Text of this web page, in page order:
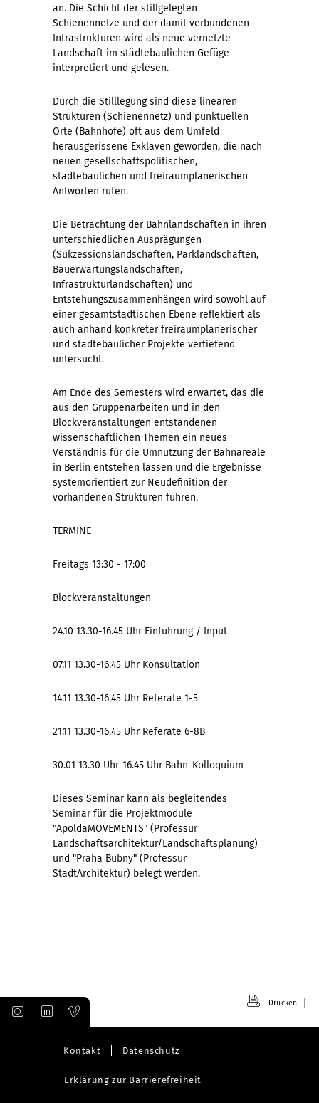
an. Die Schicht der stillgelegten
Schienennetze und der damit verbundenen
Intrastrukturen wird als neue vernetzte
Landschaft im städtebaulichen Gefüge
interpretiert und gelesen.
Durch die Stilllegung sind diese linearen
Strukturen (Schienennetz) und punktuellen
Orte (Bahnhöfe) oft aus dem Umfeld
herausgerissene Exklaven geworden, die nach
neuen gesellschaftspolitischen,
städtebaulichen und freiraumplanerischen
Antworten rufen.
Die Betrachtung der Bahnlandschaften in ihren
unterschiedlichen Ausprägungen
(Sukzessionslandschaften, Parklandschaften,
Bauerwartungslandschaften,
Infrastrukturlandschaften) und
Entstehungszusammenhängen wird sowohl auf
einer gesamtstädtischen Ebene reflektiert als
auch anhand konkreter freiraumplanerischer
und städtebaulicher Projekte vertiefend
untersucht.
Am Ende des Semesters wird erwartet, das die
aus den Gruppenarbeiten und in den
Blockveranstaltungen entstandenen
wissenschaftlichen Themen ein neues
Verständnis für die Umnutzung der Bahnareale
in Berlin entstehen lassen und die Ergebnisse
systemorientiert zur Neudefinition der
vorhandenen Strukturen führen.
TERMINE
Freitags 13:30 - 17:00
Blockveranstaltungen
24.10 13.30-16.45 Uhr Einführung / Input
07.11 13.30-16.45 Uhr Konsultation
14.11 13.30-16.45 Uhr Referate 1-5
21.11 13.30-16.45 Uhr Referate 6-8B
30.01 13.30 Uhr-16.45 Uhr Bahn-Kolloquium
Dieses Seminar kann als begleitendes
Seminar für die Projektmodule
"ApoldaMOVEMENTS" (Professur
Landschaftsarchitektur/Landschaftsplanung)
und "Praha Bubny" (Professur
StadtArchitektur) belegt werden.
Drucken
Kontakt Datenschutz
Erklärung zur Barrierefreiheit